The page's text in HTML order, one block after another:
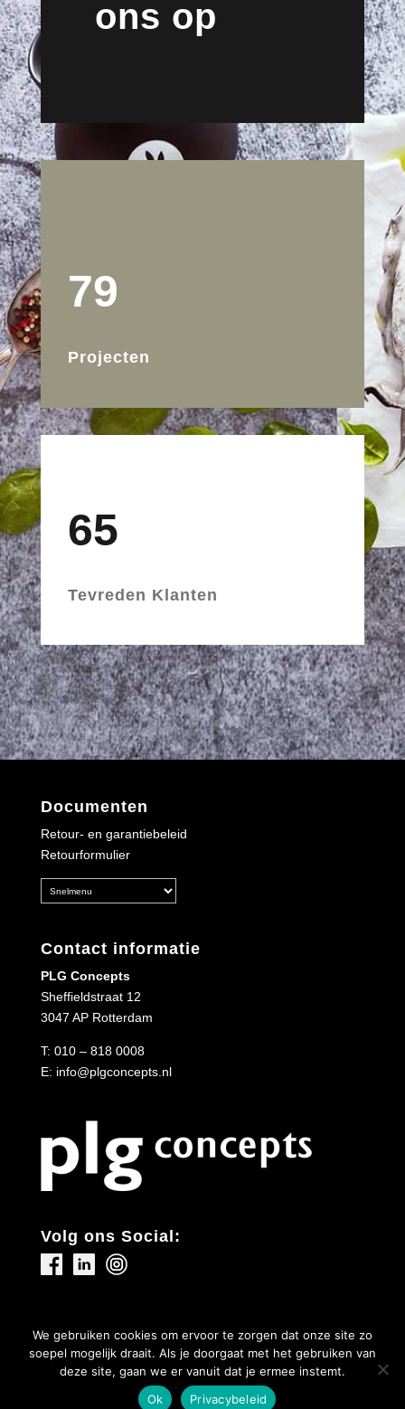
ons op
79
Projecten
65
Tevreden Klanten
Documenten
Retour- en garantiebeleid
Retourformulier
Contact informatie
PLG Concepts
Sheffieldstraat 12
3047 AP Rotterdam
T: 010 – 818 0008
E: info@plgconcepts.nl
Volg ons Social:
© PLG Concepts | Algemene Voorwaarden
Privacy
Policy
We gebruiken cookies om ervoor te zorgen dat onze site zo
soepel mogelijk draait. Als je doorgaat met het gebruiken van
deze site, gaan we er vanuit dat je ermee instemt.
Ok
Privacybeleid